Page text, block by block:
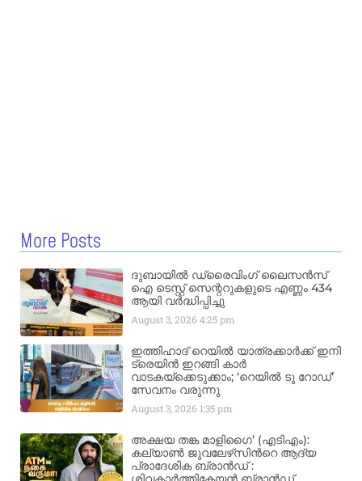
More Posts
ദുബായിൽ ഡ്രൈവിംഗ് ലൈസൻസ്
ഐ ടെസ്റ്റ് സെന്ററുകളുടെ എണ്ണം 434
ആയി വർദ്ധിപ്പിച്ചു
August 3, 20264:25 pm
ഇത്തിഹാദ് റെയിൽ യാത്രക്കാർക്ക് ഇനി
ട്രെയിൻ ഇറങ്ങി കാർ
വാടകയ്‌ക്കെടുക്കാം; ‘റെയിൽ ടു റോഡ്’
സേവനം വരുന്നു
August 3, 2026 1:35 pm
അക്ഷയ തങ്ക മാളിഗൈ’ (എടിഎം):
കല്യാണ്‍ ജുവലേഴ്‌സിന്‍റെ ആദ്യ
പ്രാദേശിക ബ്രാന്‍ഡ് :